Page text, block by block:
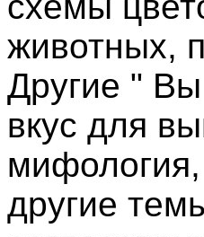
животных,
Другие "
вкус для
другие